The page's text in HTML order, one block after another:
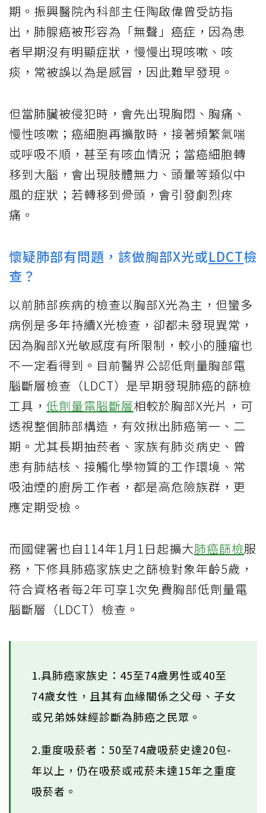
期。振興醫院內科部主任陶啟偉曾受訪指
出，肺腺癌被形容為「無聲」癌症，因為患
者早期沒有明顯症狀，慢慢出現咳嗽、咳
痰，常被誤以為是感冒，因此難早發現。
但當肺臟被侵犯時，會先出現胸悶、胸痛、
慢性咳嗽；癌細胞再擴散時，接著頻繁氣喘
或呼吸不順，甚至有咳血情況；當癌細胞轉
移到大腦，會出現肢體無力、頭暈等類似中
風的症狀；若轉移到骨頭，會引發劇烈疼
痛。
懷疑肺部有問題，該做胸部X光或LDCT檢
查？
以前肺部疾病的檢查以胸部X光為主，但蠻多
病例是多年持續X光檢查，卻都未發現異常，
因為胸部X光敏感度有所限制，較小的腫瘤也
不一定看得到。目前醫界公認低劑量胸部電
腦斷層檢查（LDCT）是早期發現肺癌的篩檢
工具， 低劑量電腦斷層相較於胸部X光片，可
透視整個肺部構造，有效揪出肺癌第一、二
期。尤其長期抽菸者、家族有肺炎病史、曾
患有肺結核、接觸化學物質的工作環境、常
吸油煙的廚房工作者，都是高危險族群，更
應定期受檢。
而國健署也自114年1月1日起擴大肺癌篩檢服
務，下修具肺癌家族史之篩檢對象年齡5歲，
符合資格者每2年可享1次免費胸部低劑量電
腦斷層（LDCT）檢查。
1.具肺癌家族史：45至74歲男性或40至
74歲女性，且其有血緣關係之父母、子女
或兄弟姊妹經診斷為肺癌之民眾。
2.重度吸菸者：50至74歲吸菸史達20包-
年以上，仍在吸菸或戒菸未達15年之重度
吸菸者。